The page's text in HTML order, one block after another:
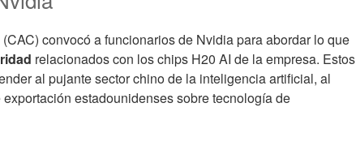
convocó a funcionarios de Nvidia para abordar lo que
relacionados con los chips H20 AI de la empresa. Estos
al pujante sector chino de la inteligencia artificial, al
estadounidenses sobre tecnología de